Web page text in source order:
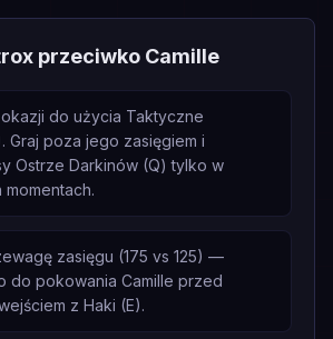
przeciwko Camille
do użycia Taktyczne
Graj poza jego zasięgiem i
Ostrze Darkinów (Q) tylko w
zasięgu (175 vs 125) —
do pokowania Camille przed
z Haki (E).